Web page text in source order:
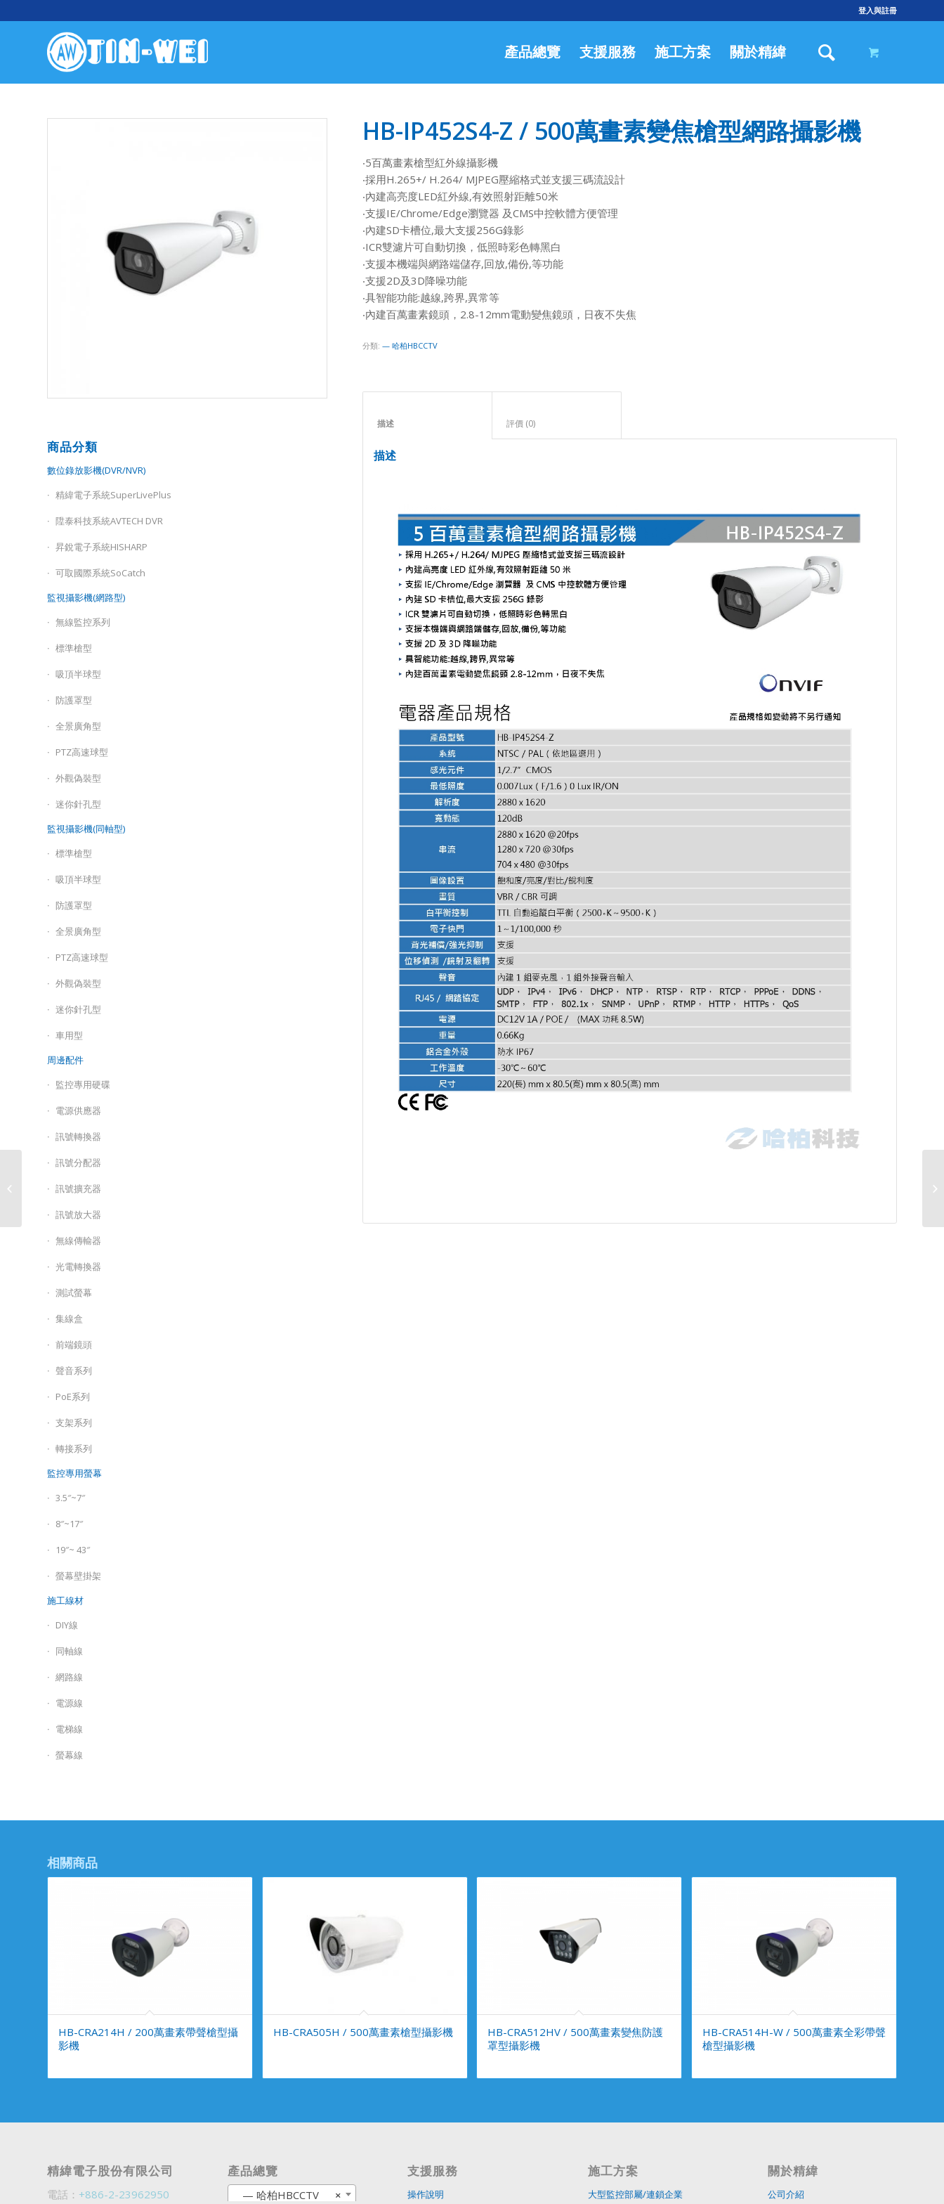
登入與註冊
產品總覽 支援服務 施工方案 關於精緯
商品分類
數位錄放影機(DVR/NVR)
精緯電子系統SuperLivePlus
陞泰科技系統AVTECH DVR
昇銳電子系統HISHARP
可取國際系統SoCatch
監視攝影機(網路型)
無線監控系列
標準槍型
吸頂半球型
防護罩型
全景廣角型
PTZ高速球型
外觀偽裝型
迷你針孔型
監視攝影機(同軸型)
標準槍型
吸頂半球型
防護罩型
全景廣角型
PTZ高速球型
外觀偽裝型
迷你針孔型
車用型
周邊配件
監控專用硬碟
電源供應器
訊號轉換器
訊號分配器
訊號擴充器
訊號放大器
無線傳輸器
光電轉換器
測試螢幕
集線盒
前端鏡頭
聲音系列
PoE系列
支架系列
轉接系列
監控專用螢幕
3.5″~7″
8″~17″
19″~ 43″
螢幕壁掛架
施工線材
DIY線
同軸線
網路線
電源線
電梯線
螢幕線
HB-IP452S4-Z / 500萬畫素變焦槍型網路攝影機
‧5百萬畫素槍型紅外線攝影機
‧採用H.265+/ H.264/ MJPEG壓縮格式並支援三碼流設計
‧內建高亮度LED紅外線,有效照射距離50米
‧支援IE/Chrome/Edge瀏覽器 及CMS中控軟體方便管理
‧內建SD卡槽位,最大支援256G錄影
‧ICR雙濾片可自動切換，低照時彩色轉黑白
‧支援本機端與網路端儲存,回放,備份,等功能
‧支援2D及3D降噪功能
‧具智能功能:越線,跨界,異常等
‧內建百萬畫素鏡頭，2.8-12mm電動變焦鏡頭，日夜不失焦
分類:— 哈柏HBCCTV
描述
相關商品
HB-CRA214H / 200萬畫素帶聲槍型攝
影機
HB-CRA505H / 500萬畫素槍型攝影機
HB-CRA512HV / 500萬畫素變焦防護
罩型攝影機
HB-CRA514H-W / 500萬畫素全彩帶聲
槍型攝影機
精緯電子股份有限公司
電話： +886-2-23962950
產品總覽
×
— 哈柏HBCCTV
支援服務
操作說明
施工方案
大型監控部屬/連鎖企業
關於精緯
公司介紹
槍型網路攝影機